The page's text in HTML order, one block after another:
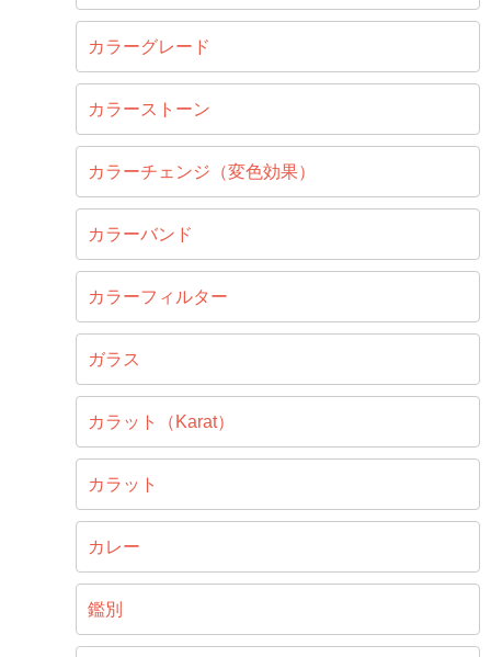
カラーグレード
カラーストーン
カラーチェンジ（変色効果）
カラーバンド
カラーフィルター
ガラス
カラット（Karat）
カラット
カレー
鑑別